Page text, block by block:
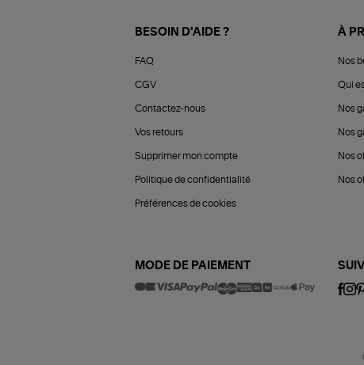
BESOIN D'AIDE ?
FAQ
CGV
Contactez-nous
Vos retours
Supprimer mon compte
Politique de confidentialité
Préférences de cookies
À
Nos
Qui
Nos
Nos
Nos
Nos
MODE DE PAIEMENT